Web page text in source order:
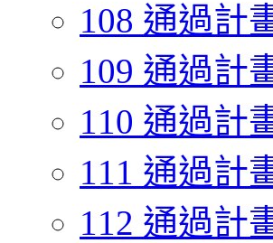
108 通過計
109 通過計
110 通過計
111 通過計
112 通過計